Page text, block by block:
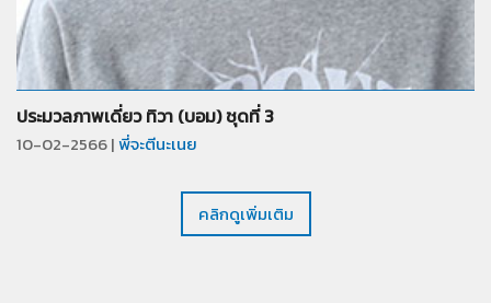
จำนวน40รูป
ประมวลภาพเดี่ยว ทิวา (บอม) ชุดที่ 3
10-02-2566 |พี่จะตีนะเนย
คลิกดูเพิ่มเติม